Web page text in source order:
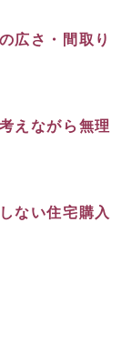
広さ・間取り
えながら無理
ない住宅購入